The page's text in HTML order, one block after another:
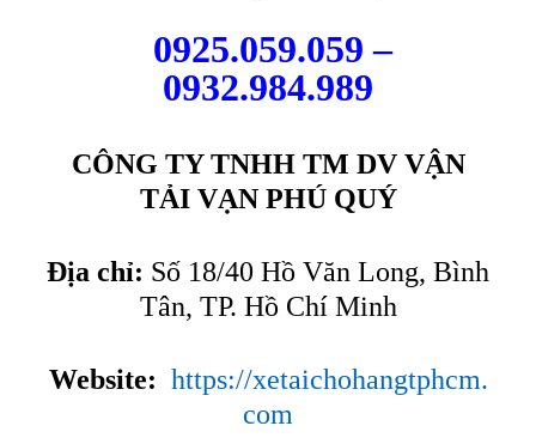
0925.059.059 –
0932.984.989
CÔNG TY TNHH TM DV VẬN
TẢI VẠN PHÚ QUÝ
Địa chỉ: Số 18/40 Hồ Văn Long, Bình
Tân, TP. Hồ Chí Minh
Website: https://xetaichohangtphcm.
com